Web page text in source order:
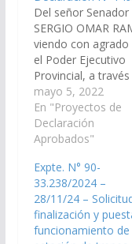
Del señor Senador
SERGIO OMAR
viendo con agrado
el Poder Ejecutivo
Provincial, a través
la Autoridad
Metropolitana de
Transporte y/o los
organismos que
marco del llamado a
licitación del
público del interior
la Provincia,
que en el tramo de
mayo 5, 2022
En "Proyectos de
Declaración
Aprobados"
Expte. N° 90-
33.238/2024 –
28/11/24 –
finalización y
funcionamiento de